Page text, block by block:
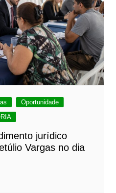
Oportunidade
jurídico
Vargas no dia